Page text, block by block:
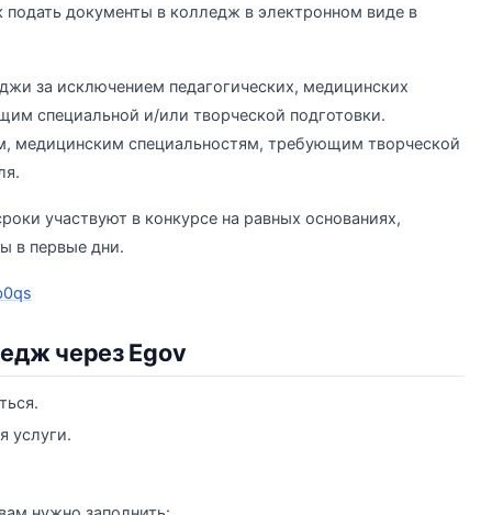
документы в колледж в электронном виде в
за исключением педагогических, медицинских
специальной и/или творческой подготовки.
медицинским специальностям, требующим творческой
участвуют в конкурсе на равных основаниях,
в первые дни.
через Egov
услуги.